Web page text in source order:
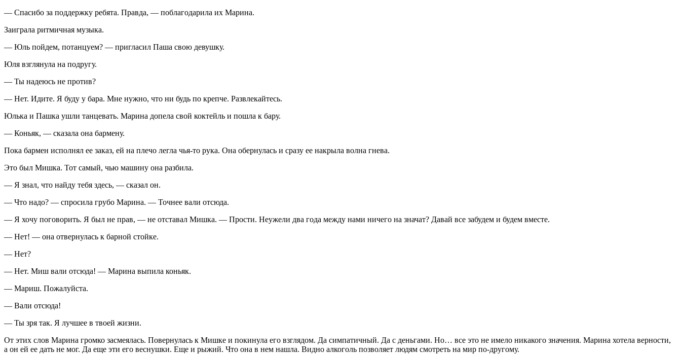
— Спасибо за поддержку ребята. Правда, — поблагодарила их Марина.
Заиграла ритмичная музыка.
— Юль пойдем, потанцуем? — пригласил Паша свою девушку.
Юля взглянула на подругу.
— Ты надеюсь не против?
— Нет. Идите. Я буду у бара. Мне нужно, что ни будь по крепче. Развлекайтесь.
Юлька и Пашка ушли танцевать. Марина допела свой коктейль и пошла к бару.
— Коньяк, — сказала она бармену.
Пока бармен исполнял ее заказ, ей на плечо легла чья-то рука. Она обернулась и сразу ее накрыла волна гнева.
Это был Мишка. Тот самый, чью машину она разбила.
— Я знал, что найду тебя здесь, — сказал он.
— Что надо? — спросила грубо Марина. — Точнее вали отсюда.
— Я хочу поговорить. Я был не прав, — не отставал Мишка. — Прости. Неужели два года между нами ничего на значат? Давай все забудем и будем вместе.
— Нет! — она отвернулась к барной стойке.
— Нет?
— Нет. Миш вали отсюда! — Марина выпила коньяк.
— Мариш. Пожалуйста.
— Вали отсюда!
— Ты зря так. Я лучшее в твоей жизни.
От этих слов Марина громко засмеялась. Повернулась к Мишке и покинула его взглядом. Да симпатичный. Да с деньгами. Но… все это не имело никакого значения. Марина хотела верности,
а он ей ее дать не мог. Да еще эти его веснушки. Еще и рыжий. Что она в нем нашла. Видно алкоголь позволяет людям смотреть на мир по-другому.